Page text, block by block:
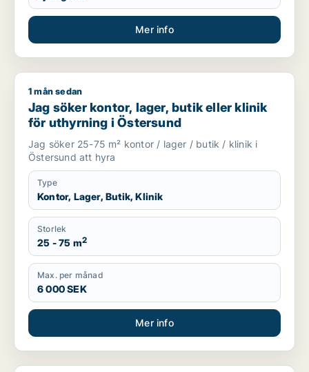
Mer info
Jag söker kontor, lager, butik eller klinik för uthyrning i
1 mån sedan
Jag söker kontor, lager, butik eller klinik
för uthyrning i Östersund
Jag söker 25-75 m² kontor / lager / butik / klinik i
Östersund att hyra
Type
Kontor, Lager, Butik, Klinik
Storlek
25 - 75 m2
Max. per månad
6 000 SEK
Mer info